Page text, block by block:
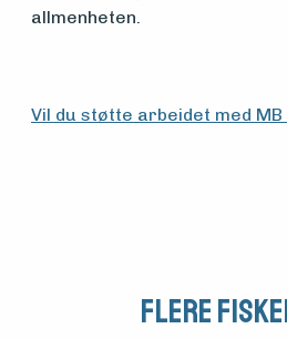
allmenheten.
Vil du støtte arbeidet med MB
Flere